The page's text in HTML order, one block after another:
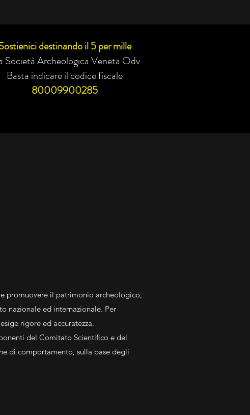
destinando il 5 per mille
Società Archeologica Veneta Odv
Basta indicare il codice fiscale
80009900285
promuovere il patrimonio archeologico,
nazionale ed internazionale. Per
rigore ed accuratezza.
del Comitato Scientifico e del
di comportamento, sulla base degli